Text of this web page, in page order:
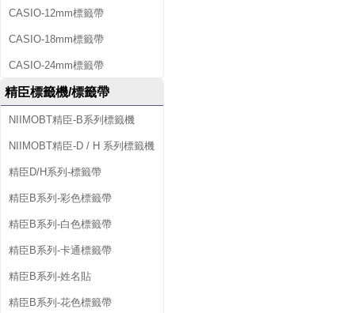
CASIO-12mm標籤帶
CASIO-18mm標籤帶
CASIO-24mm標籤帶
精臣標籤機/標籤帶
NIIMOBT精臣-B系列標籤機
NIIMOBT精臣-D / H 系列標籤機
精臣D/H系列-標籤帶
精臣B系列-彩色標籤帶
精臣B系列-白色標籤帶
精臣B系列-卡通標籤帶
精臣B系列-姓名貼
精臣B系列-花色標籤帶